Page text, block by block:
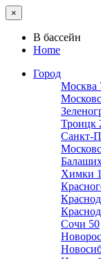
×
В бассейн
Home
Город
Москва
Троицк
Санкт-
Химки
Сочи 50